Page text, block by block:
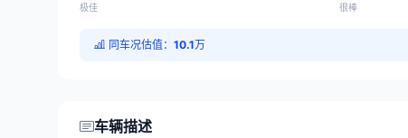
极佳 很棒
同车况估值： 10.1万
车辆描述